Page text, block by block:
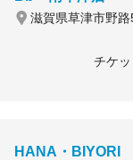
滋賀県草津市野
チケ
HANA・BIYORI